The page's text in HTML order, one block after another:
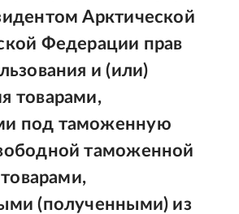
Арктической
Федерации прав
и (или)
товарами,
под таможенную
таможенной
(полученными) из